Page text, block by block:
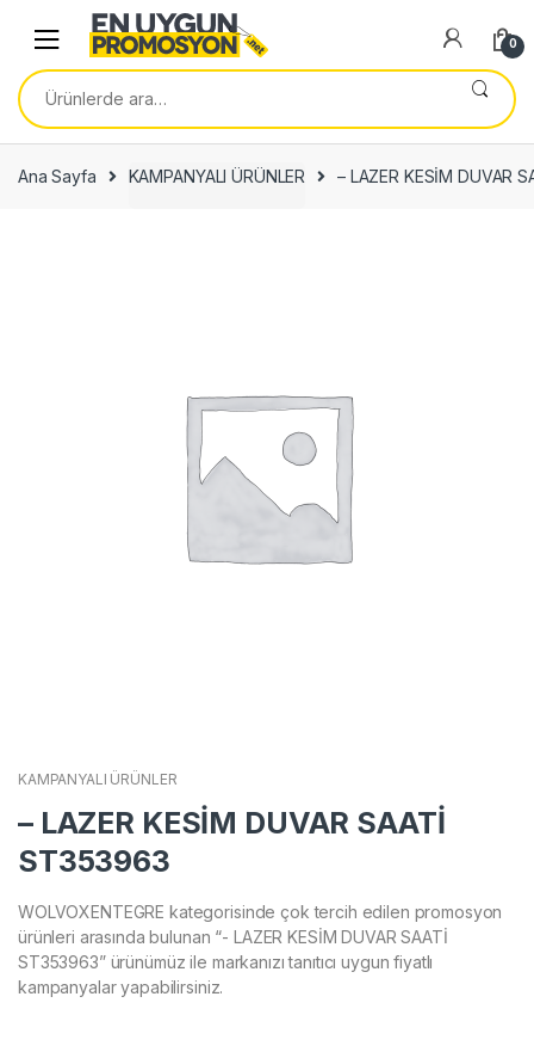
navigation
content
0
Ara:
Ana Sayfa KAMPANYALI ÜRÜNLER – LAZER KESİM DUVAR
KAMPANYALI ÜRÜNLER
– LAZER KESİM DUVAR SAATİ
ST353963
WOLVOXENTEGRE kategorisinde çok tercih edilen promosyon
ürünleri arasında bulunan “- LAZER KESİM DUVAR SAATİ
ST353963” ürünümüz ile markanızı tanıtıcı uygun fiyatlı
kampanyalar yapabilirsiniz.